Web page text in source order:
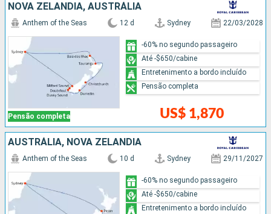
NOVA ZELÂNDIA, AUSTRÁLIA
Pensão completa
Anthem of the Seas 12 d Sydney 22/03/2028
US$ 1,870
-60% no segundo passageiro
Até -$650/cabine
Entretenimento a bordo incluído
Pensão completa
AUSTRÁLIA, NOVA ZELÂNDIA
Anthem of the Seas 10 d Sydney 29/11/2027
-60% no segundo passageiro
Até -$650/cabine
Entretenimento a bordo incluído